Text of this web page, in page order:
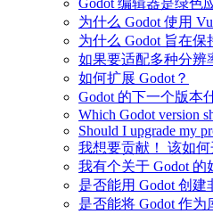
Godot 编辑器是绿色
为什么 Godot 使用
为什么 Godot 旨在保
如果要适配多种分辨
如何扩展 Godot？
Godot 的下一个版本
Which Godot version
Should I upgrade my
我想要贡献！ 该如何
我有个关于 Godot 的
是否能用 Godot 创建
是否能将 Godot 作为